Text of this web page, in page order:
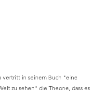
vertritt in seinem Buch "eine
zu sehen" die Theorie, dass es